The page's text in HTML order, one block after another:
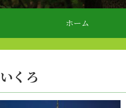
ホーム
くろ